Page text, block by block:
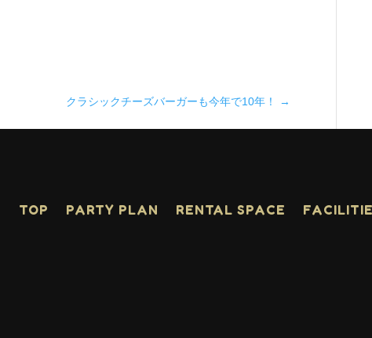
クラシックチーズバーガーも今年で10年！ →
TOP PARTY PLAN RENTAL SPACE